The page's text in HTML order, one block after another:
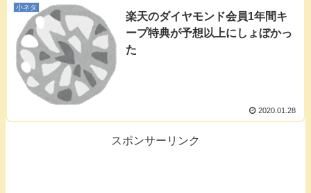
小ネタ
楽天のダイヤモンド会員1年間キ
ープ特典が予想以上にしょぼかっ
た
2020.01.28
スポンサーリンク